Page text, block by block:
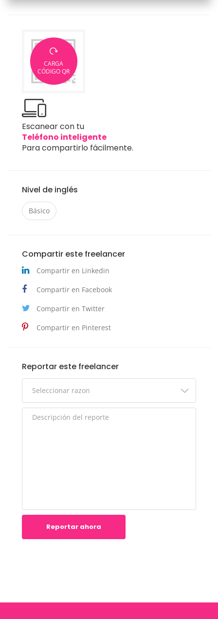
CARGA
CÓDIGO QR
Escanear con tu
Teléfono inteligente
Para compartirlo fácilmente.
Nivel de inglés
Básico
Compartir este freelancer
Compartir en Linkedin
Compartir en Facebook
Compartir en Twitter
Compartir en Pinterest
Reportar este freelancer
Reportar ahora